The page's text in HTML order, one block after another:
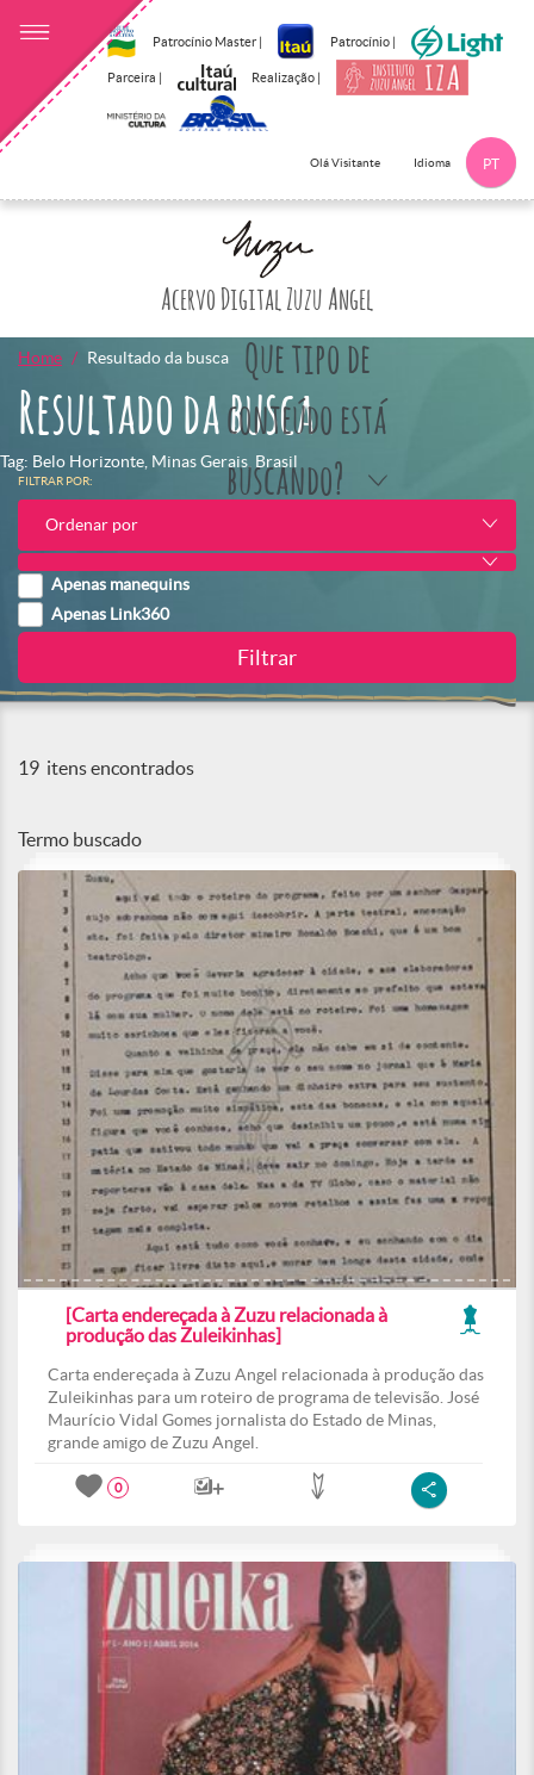
Patrocínio Master | Patrocínio |
Parceira | Realização |
Olá Visitante Idioma PT
Acervo Digital Zuzu Angel
Que tipo de
conteúdo está
buscando?
Home Resultado da busca
Resultado da busca
Tag: Belo Horizonte, Minas Gerais, Brasil
FILTRAR POR:
Ordenar por
Apenas manequins
Apenas Link360
19 itens encontrados
Termo buscado
[Carta endereçada à Zuzu relacionada à
produção das Zuleikinhas]
Carta endereçada à Zuzu Angel relacionada à produção das
Zuleikinhas para um roteiro de programa de televisão. José
Maurício Vidal Gomes jornalista do Estado de Minas,
grande amigo de Zuzu Angel.
0